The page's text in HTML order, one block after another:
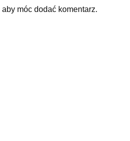
, aby móc dodać komentarz.